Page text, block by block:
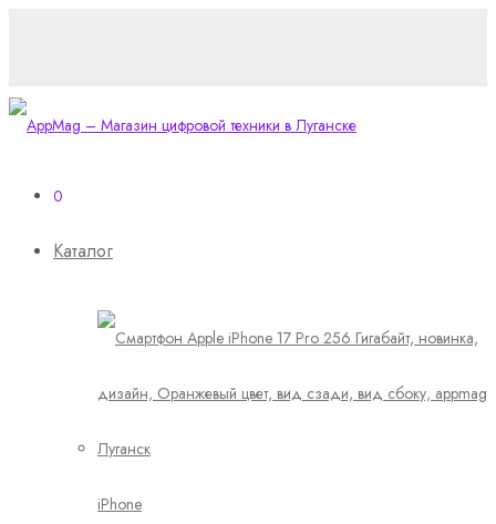
0
Каталог
iPhone